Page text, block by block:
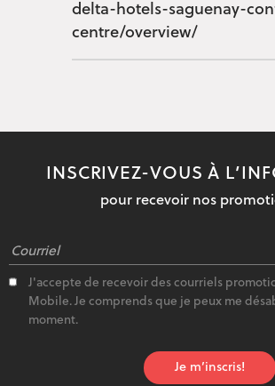
delta-hotels-saguenay-
centre/overview/
INSCRIVEZ-VOUS À
pour recevoir nos
J'accepte de recevoir des courriels
Mobile. Je comprends que je peux me
moment.
Je m’inscris!